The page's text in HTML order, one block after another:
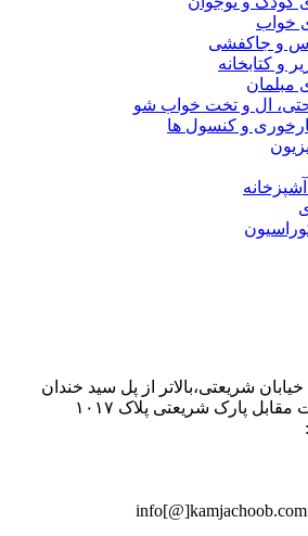
خواب
و جاکفشی
و کتابخانه
ال و تخت خواب شو
و کنسول ها
شریعتی،بالاتر از پل سید خندان
پارک شریعتی پلاک ۱۰۱۷